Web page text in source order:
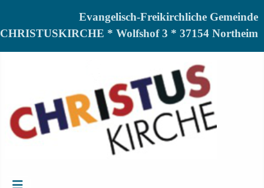
Evangelisch-Freikirchliche Gemeinde
CHRISTUSKIRCHE * Wolfshof 3 * 37154 Northeim